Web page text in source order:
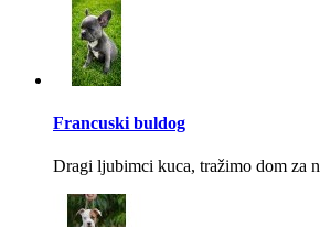
Francuski buldog
Dragi ljubimci kuca, tražimo dom za